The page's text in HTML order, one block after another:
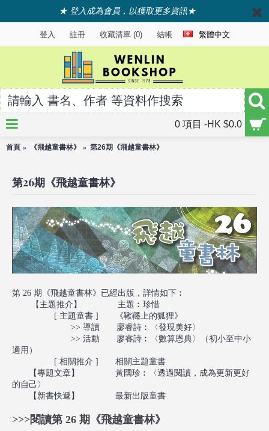
★ 登入成為會員，以獲取更多資訊★
登入 註冊 收藏清單 (0) 結帳 繁體中文
0 項目 -HK $0.0
首頁 《飛越童書林》 第26期《飛越童書林》
第26期《飛越童書林》
第 26 期《飛越童書林》已經出版，詳情如下︰
【主題推介】 主題︰珍惜
[ 主題童書 ] 《鞦韆上的狐狸》
>> 導讀 廖睿詩︰〈發現美好〉
>> 活動 廖睿詩︰〈數算恩典〉（初小至中小
適用）
[ 相關推介 ] 相關主題童書
【專題文章】 黃國珍︰〈透過閱讀，成為更新更好
的自己〉
【新書快遞】 最新出版童書
>>>閱讀第 26 期《飛越童書林》